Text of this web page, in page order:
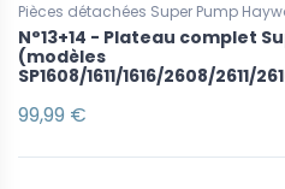
Pièces détachées Super Pump
N°13+14 - Plateau complet
(modèles
SP1608/1611/1616/2608/2611/
99,99 €